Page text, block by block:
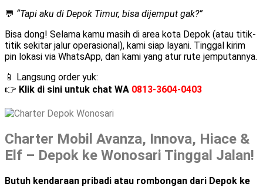
💬 “Tapi aku di Depok Timur, bisa dijemput gak?”
Bisa dong! Selama kamu masih di area kota Depok (atau titik-
titik sekitar jalur operasional), kami siap layani. Tinggal kirim
pin lokasi via WhatsApp, dan kami yang atur rute jemputannya.
📱 Langsung order yuk:
👉 Klik di sini untuk chat WA 0813-3604-0403
Charter Mobil Avanza, Innova, Hiace &
Elf – Depok ke Wonosari Tinggal Jalan!
Butuh kendaraan pribadi atau rombongan dari Depok ke